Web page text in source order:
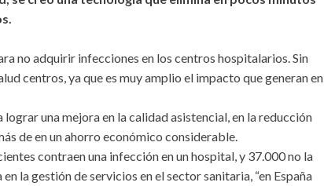
no adquirir infecciones en los centros hospitalarios. Sin
centros, ya que es muy amplio el impacto que generan en
una mejora en la calidad asistencial, en la reducción
de en un ahorro económico considerable.
contraen una infección en un hospital, y 37.000 no la
la gestión de servicios en el sector sanitaria, “en España